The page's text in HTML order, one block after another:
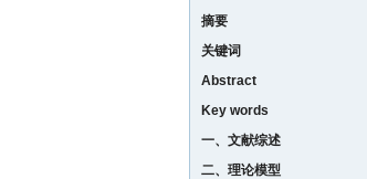
摘要
关键词
Abstract
Key words
一、文献综述
二、理论模型